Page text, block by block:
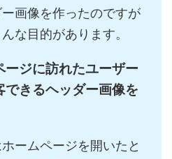
画像を作ったのですが
な目的があります。
ージに訪れたユーザー
できるヘッダー画像を
ームページを開いたと